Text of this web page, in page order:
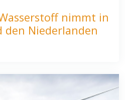
nimmt in
den Niederlanden